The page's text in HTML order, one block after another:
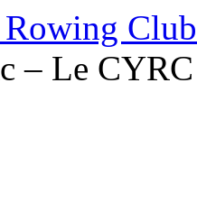
Rowing Club
– Le CYRC